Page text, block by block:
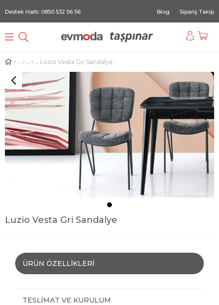
Destek Hattı: 0850 532 56 56 Blog Sipariş Takip
Luzio Vesta Gri Sandalye
Luzio Vesta Gri Sandalye
ÜRÜN ÖZELLIKLERI
TESLIMAT VE KURULUM